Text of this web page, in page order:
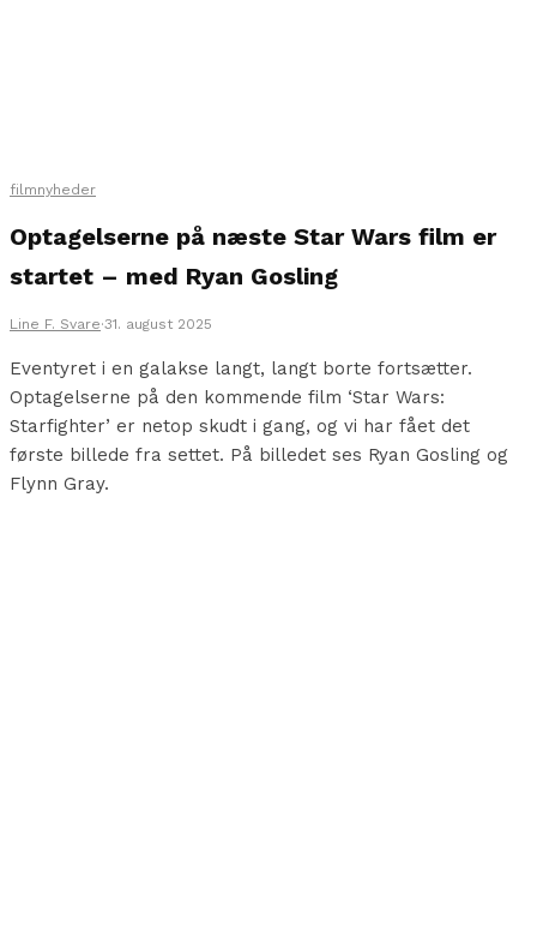
filmnyheder
Optagelserne på næste Star Wars film er
startet – med Ryan Gosling
Line F. Svare·31. august 2025
Eventyret i en galakse langt, langt borte fortsætter.
Optagelserne på den kommende film ‘Star Wars:
Starfighter’ er netop skudt i gang, og vi har fået det
første billede fra settet. På billedet ses Ryan Gosling og
Flynn Gray.